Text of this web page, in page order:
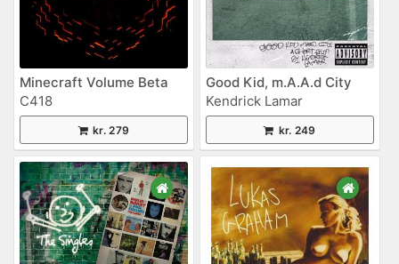
Minecraft Volume Beta
C418
kr. 279
Good Kid, m.A.A.d City
Kendrick Lamar
kr. 249